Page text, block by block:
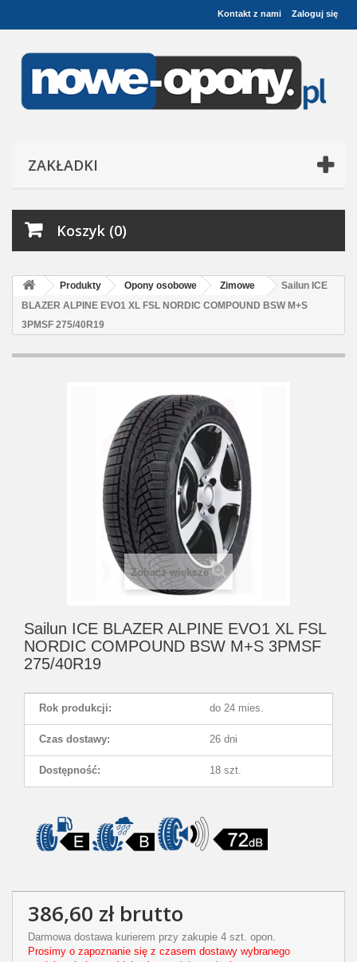
Zaloguj się
Kontakt z nami
ZAKŁADKI
Koszyk (0)
Produkty Opony osobowe Zimowe
Sailun ICE
BLAZER ALPINE EVO1 XL FSL NORDIC COMPOUND BSW M+S
3PMSF 275/40R19
Zobacz większe
Sailun ICE BLAZER ALPINE EVO1 XL FSL
NORDIC COMPOUND BSW M+S 3PMSF
275/40R19
Rok produkcji: do 24 mies.
Czas dostawy: 26 dni
Dostępność: 18 szt.
386,60 złbrutto
Darmowa dostawa kurierem przy zakupie 4 szt. opon.
Prosimy o zapoznanie się z czasem dostawy wybranego